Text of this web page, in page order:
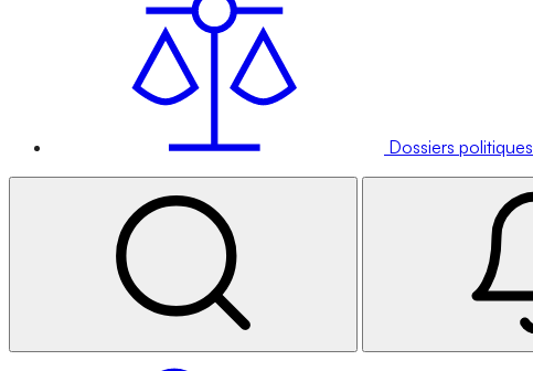
Dossiers politiques